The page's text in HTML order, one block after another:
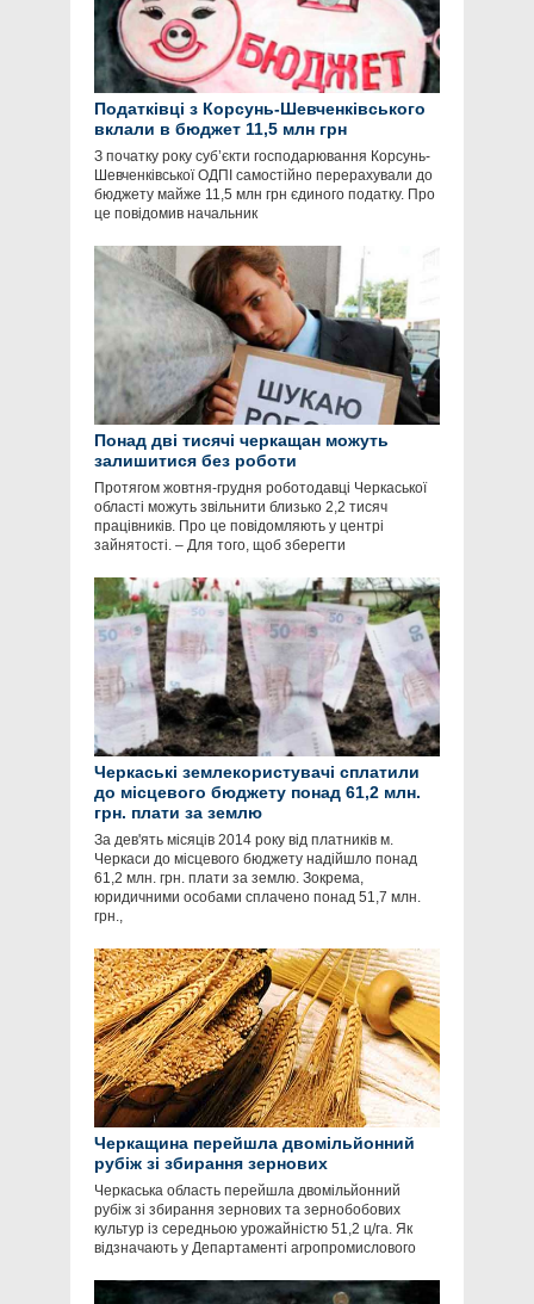
Податківці з Корсунь-Шевченківського
вклали в бюджет 11,5 млн грн
З початку року суб’єкти господарювання Корсунь-
Шевченківської ОДПІ самостійно перерахували до
бюджету майже 11,5 млн грн єдиного податку. Про
це повідомив начальник
Понад дві тисячі черкащан можуть
залишитися без роботи
Протягом жовтня-грудня роботодавці Черкаської
області можуть звільнити близько 2,2 тисяч
працівників. Про це повідомляють у центрі
зайнятості. – Для того, щоб зберегти
Черкаські землекористувачі сплатили
до місцевого бюджету понад 61,2 млн.
грн. плати за землю
За дев'ять місяців 2014 року від платників м.
Черкаси до місцевого бюджету надійшло понад
61,2 млн. грн. плати за землю. Зокрема,
юридичними особами сплачено понад 51,7 млн.
грн.,
Черкащина перейшла двомільйонний
рубіж зі збирання зернових
Черкаська область перейшла двомільйонний
рубіж зі збирання зернових та зернобобових
культур із середньою урожайністю 51,2 ц/га. Як
відзначають у Департаменті агропромислового